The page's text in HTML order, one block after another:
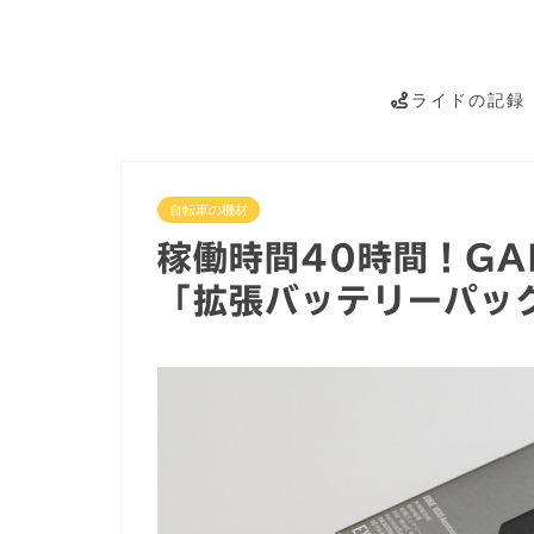
ライドの記録
自転車の機材
稼働時間40時間！
「拡張バッテリーパッ